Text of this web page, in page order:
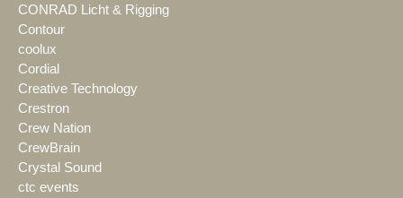
CONRAD Licht & Rigging
Contour
coolux
Cordial
Creative Technology
Crestron
Crew Nation
CrewBrain
Crystal Sound
ctc events